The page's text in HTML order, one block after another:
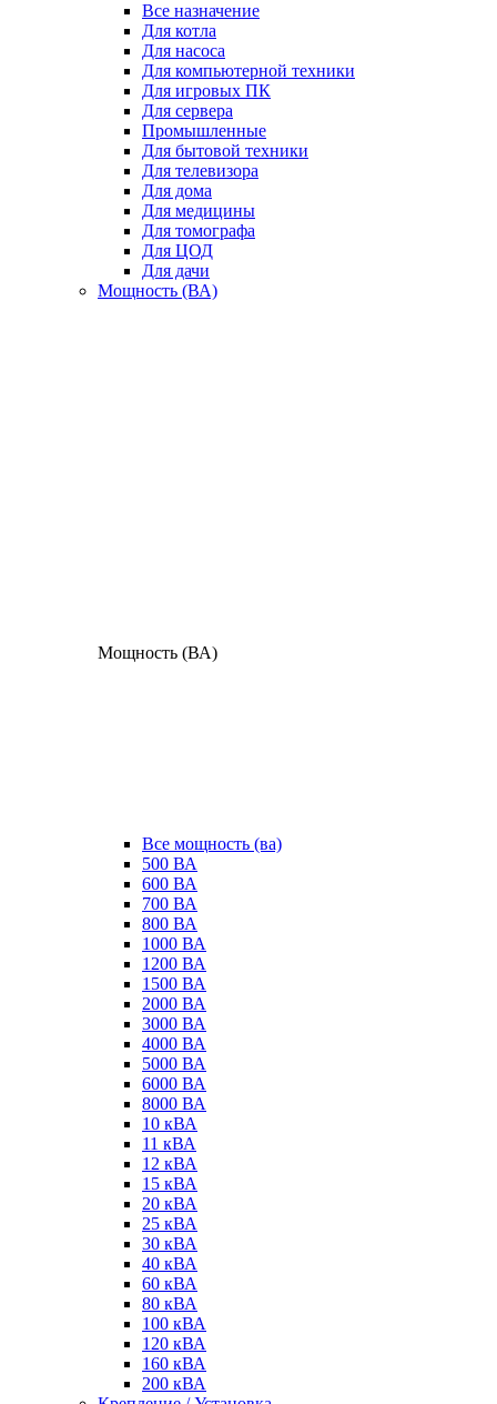
Все назначение
Для котла
Для насоса
Для компьютерной техники
Для игровых ПК
Для сервера
Промышленные
Для бытовой техники
Для телевизора
Для дома
Для медицины
Для томографа
Для ЦОД
Для дачи
Мощность (ВА)
Мощность (ВА)
Все мощность (ва)
500 ВА
600 ВА
700 ВА
800 ВА
1000 ВА
1200 ВА
1500 ВА
2000 ВА
3000 ВА
4000 ВА
5000 ВА
6000 ВА
8000 ВА
10 кВА
11 кВА
12 кВА
15 кВА
20 кВА
25 кВА
30 кВА
40 кВА
60 кВА
80 кВА
100 кВА
120 кВА
160 кВА
200 кВА